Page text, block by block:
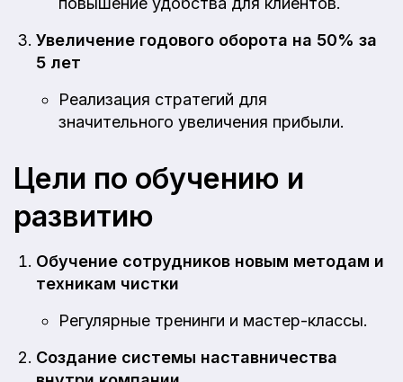
Увеличение годового оборота на 50% за
5 лет
Реализация стратегий для
значительного увеличения прибыли.
Цели по обучению и
развитию
Обучение сотрудников новым методам и
техникам чистки
Регулярные тренинги и мастер-классы.
Создание системы наставничества